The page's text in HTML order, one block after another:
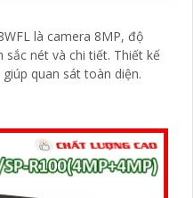
là camera 8MP, độ
và chi tiết. Thiết kế
quan sát toàn diện.